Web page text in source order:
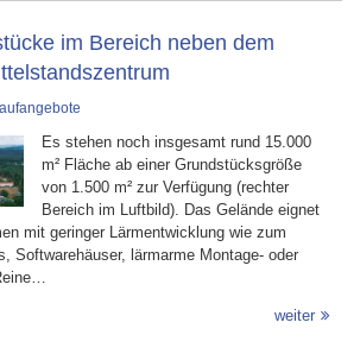
im Bereich neben dem
Es stehen noch insgesamt rund 15.000
m² Fläche ab einer Grundstücksgröße
von 1.500 m² zur Verfügung (rechter
Bereich im Luftbild). Das Gelände eignet
mit geringer Lärmentwicklung wie zum
Softwarehäuser, lärmarme Montage- oder
weiter